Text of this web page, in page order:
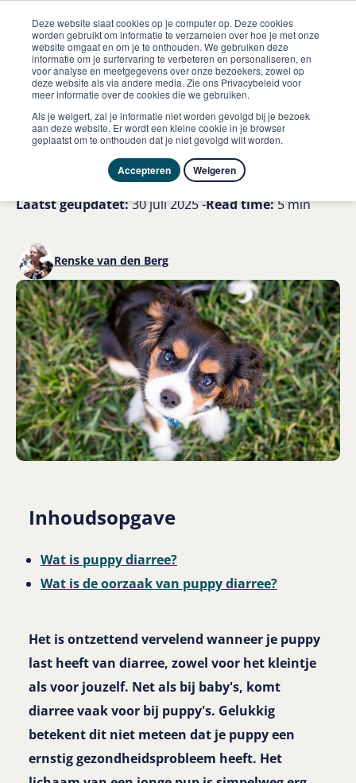
Deze website slaat cookies op je computer op. Deze cookies
worden gebruikt om informatie te verzamelen over hoe je met onze
website omgaat en om je te onthouden. We gebruiken deze
informatie om je surfervaring te verbeteren en personaliseren, en
voor analyse en meetgegevens over onze bezoekers, zowel op
deze website als via andere media. Zie ons Privacybeleid voor
meer informatie over de cookies die we gebruiken.
Als je weigert, zal je informatie niet worden gevolgd bij je bezoek
aan deze website. Er wordt een kleine cookie in je browser
geplaatst om te onthouden dat je niet gevolgd wilt worden.
Accepteren Weigeren
Hond Puppy diarree de oorzaken en oplossingen
Mijn puppy heeft diarree: de
oorzaken en oplossingen
Laatst geüpdatet:30 juli 2025 -Read time:5 min
Renske van den Berg
Inhoudsopgave
Wat is puppy diarree?
Wat is de oorzaak van puppy diarree?
Het is ontzettend vervelend wanneer je puppy
last heeft van diarree, zowel voor het kleintje
als voor jouzelf. Net als bij baby's, komt
diarree vaak voor bij puppy's. Gelukkig
betekent dit niet meteen dat je puppy een
ernstig gezondheidsprobleem heeft. Het